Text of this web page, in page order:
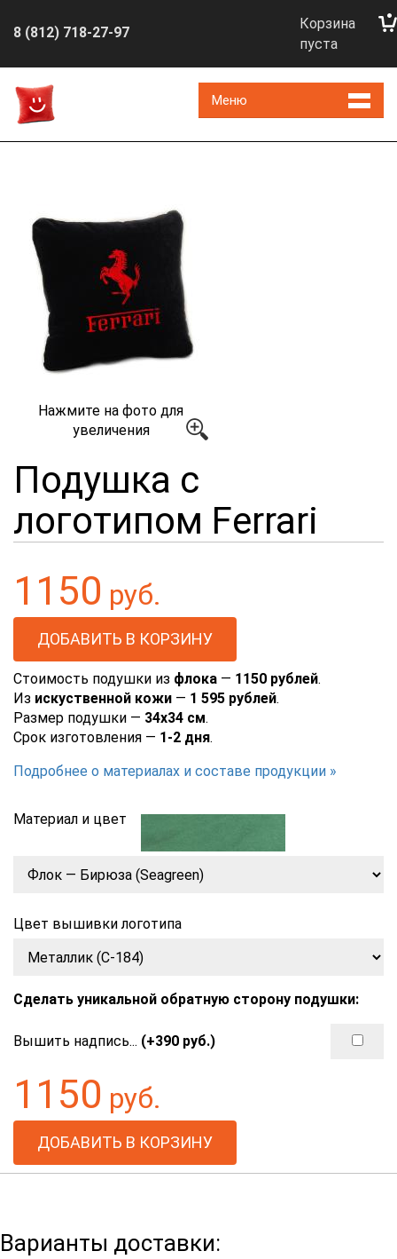
8 (812) 718-27-97
Корзина
пуста
Меню
Нажмите на фото для
увеличения
Подушка с
логотипом Ferrari
1150 руб.
Стоимость подушки из флока — 1150 рублей.
Из искуственной кожи — 1 595 рублей.
Размер подушки — 34х34 см.
Срок изготовления — 1-2 дня.
Подробнее о материалах и составе продукции »
Материал и цвет
Цвет вышивки логотипа
Сделать уникальной обратную сторону подушки:
Вышить надпись... (+390 руб.)
1150 руб.
Варианты доставки: